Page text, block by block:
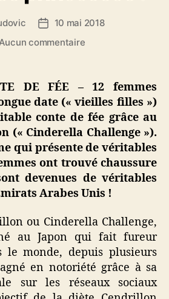
Date10 mai 2018
Aucun commentairesur
régime
Cendrillon,
12
« vieilles
filles »
se
sont
mariées
avec
princes
des
Emirats
et
sont
devenues
princesses
DE FÉE – 12 femmes
date (« vieilles filles »)
conte de fée grâce au
(« Cinderella Challenge »).
qui présente de véritables
ont trouvé chaussure
devenues de véritables
Arabes Unis !
ou Cinderella Challenge,
au Japon qui fait fureur
le monde, depuis plusieurs
en notoriété grâce à sa
sur les réseaux sociaux